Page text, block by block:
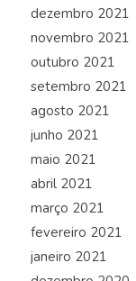
dezembro 2021
novembro 2021
outubro 2021
setembro 2021
agosto 2021
junho 2021
maio 2021
abril 2021
março 2021
fevereiro 2021
janeiro 2021